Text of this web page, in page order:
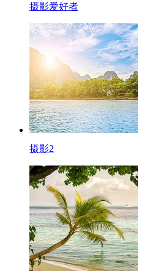
摄影爱好者
摄影2